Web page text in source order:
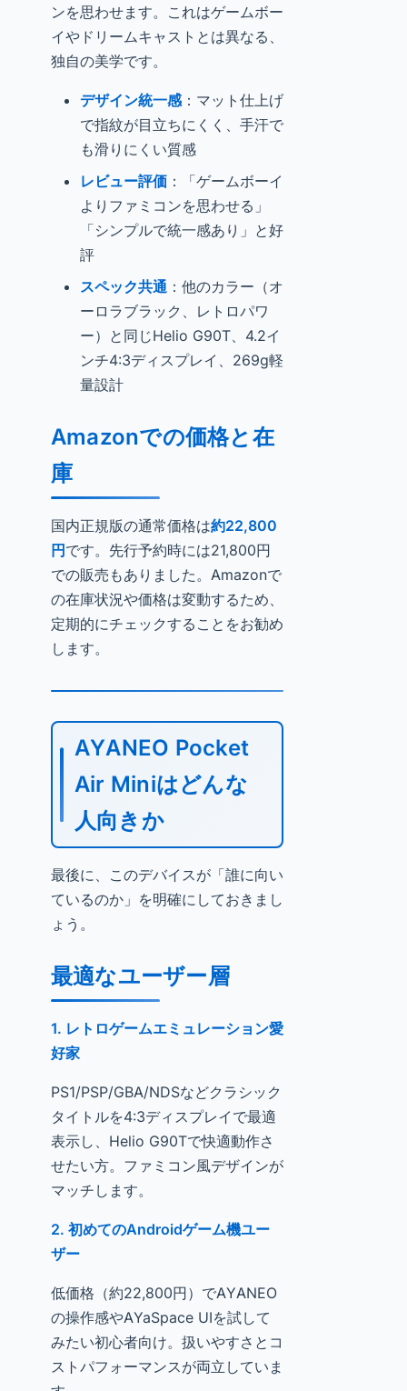
ンを思わせます。これはゲームボー
イやドリームキャストとは異なる、
独自の美学です。
デザイン統一感：マット仕上げ
で指紋が目立ちにくく、手汗で
も滑りにくい質感
レビュー評価 ：「ゲームボーイ
よりファミコンを思わせる」
「シンプルで統一感あり」と好
評
スペック共通 ：他のカラー（オ
ーロラブラック、レトロパワ
ー）と同じHelio G90T、4.2イ
ンチ4:3ディスプレイ、269g軽
量設計
Amazonでの価格と在
庫
国内正規版の通常価格は約22,800
円 です。先行予約時には21,800円
での販売もありました。Amazonで
の在庫状況や価格は変動するため、
定期的にチェックすることをお勧め
します。
AYANEO Pocket
Air Miniはどんな
人向きか
最後に、このデバイスが「誰に向い
ているのか」を明確にしておきまし
ょう。
最適なユーザー層
1. レトロゲームエミュレーション愛
好家
PS1/PSP/GBA/NDSなどクラシック
タイトルを4:3ディスプレイで最適
表示し、Helio G90Tで快適動作さ
せたい方。ファミコン風デザインが
マッチします。
2. 初めてのAndroidゲーム機ユー
ザー
低価格（約22,800円）でAYANEO
の操作感やAYaSpace UIを試して
みたい初心者向け。扱いやすさとコ
ストパフォーマンスが両立していま